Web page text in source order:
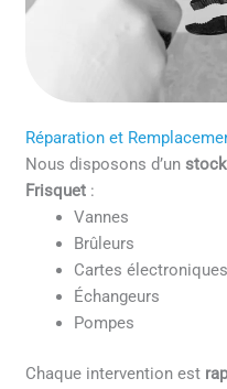
Réparation et
Nous disposons d’un
Frisquet :
Vannes
Brûleurs
Cartes électroniques
Échangeurs
Pompes
Chaque intervention est